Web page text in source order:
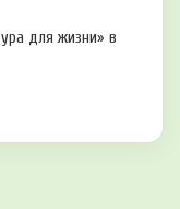
для жизни» в